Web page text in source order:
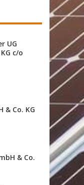
UG
c/o
& Co. KG
& Co.